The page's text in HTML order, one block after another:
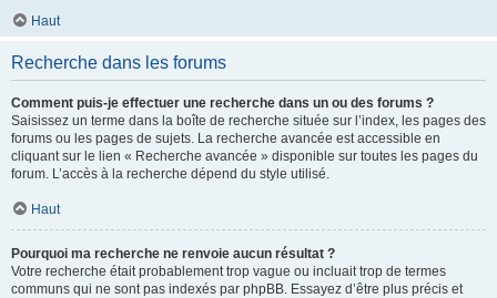
Haut
Recherche dans les forums
Comment puis-je effectuer une recherche dans un ou des forums ?
Saisissez un terme dans la boîte de recherche située sur l’index, les pages des
forums ou les pages de sujets. La recherche avancée est accessible en
cliquant sur le lien « Recherche avancée » disponible sur toutes les pages du
forum. L’accès à la recherche dépend du style utilisé.
Haut
Pourquoi ma recherche ne renvoie aucun résultat ?
Votre recherche était probablement trop vague ou incluait trop de termes
communs qui ne sont pas indexés par phpBB. Essayez d’être plus précis et